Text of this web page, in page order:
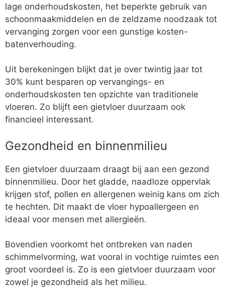
lage onderhoudskosten, het beperkte gebruik van
schoonmaakmiddelen en de zeldzame noodzaak tot
vervanging zorgen voor een gunstige kosten-
batenverhouding.
Uit berekeningen blijkt dat je over twintig jaar tot
30% kunt besparen op vervangings- en
onderhoudskosten ten opzichte van traditionele
vloeren. Zo blijft een gietvloer duurzaam ook
financieel interessant.
Gezondheid en binnenmilieu
Een gietvloer duurzaam draagt bij aan een gezond
binnenmilieu. Door het gladde, naadloze oppervlak
krijgen stof, pollen en allergenen weinig kans om zich
te hechten. Dit maakt de vloer hypoallergeen en
ideaal voor mensen met allergieën.
Bovendien voorkomt het ontbreken van naden
schimmelvorming, wat vooral in vochtige ruimtes een
groot voordeel is. Zo is een gietvloer duurzaam voor
zowel je gezondheid als het milieu.